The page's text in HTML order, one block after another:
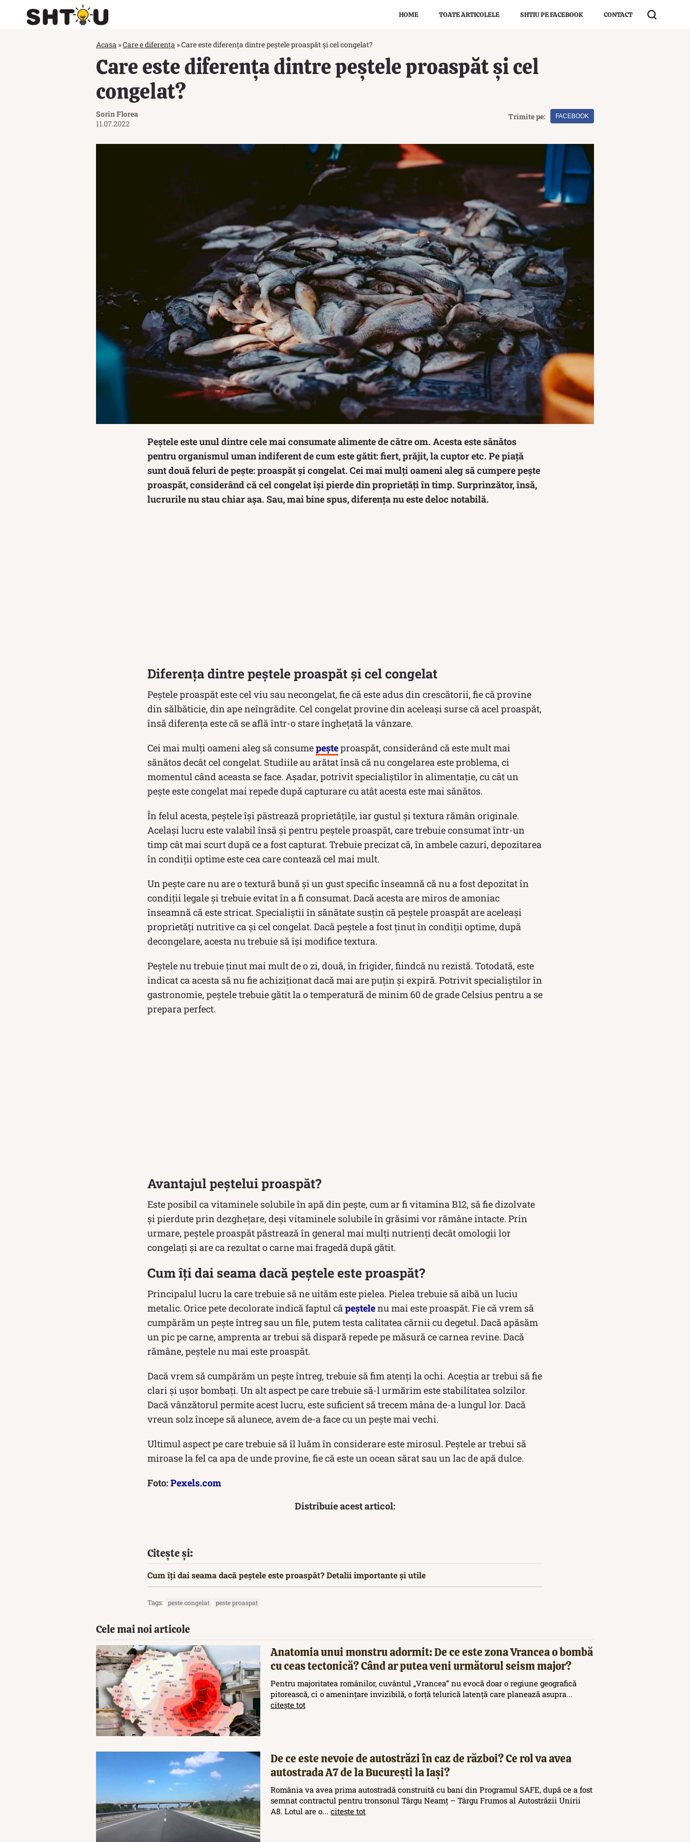
HOME TOATE ARTICOLELE SHTIU PE FACEBOOK CONTACT
Acasa »Care e diferența »Care este diferența dintre peștele proaspăt și cel congelat?
Care este diferența dintre peștele proaspăt și cel
congelat?
Sorin Florea
11.07.2022
Trimite pe: FACEBOOK
Peștele este unul dintre cele mai consumate alimente de către om. Acesta este sănătos
pentru organismul uman indiferent de cum este gătit: fiert, prăjit, la cuptor etc. Pe piață
sunt două feluri de pește: proaspăt și congelat. Cei mai mulți oameni aleg să cumpere pește
proaspăt, considerând că cel congelat își pierde din proprietăți în timp. Surprinzător, însă,
lucrurile nu stau chiar așa. Sau, mai bine spus, diferența nu este deloc notabilă.
Diferența dintre peștele proaspăt și cel congelat
Peștele proaspăt este cel viu sau necongelat, fie că este adus din crescătorii, fie că provine
din sălbăticie, din ape neîngrădite. Cel congelat provine din aceleași surse că acel proaspăt,
însă diferența este că se află într-o stare înghețată la vânzare.
Cei mai mulți oameni aleg să consumepeșteproaspăt, considerând că este mult mai
sănătos decât cel congelat. Studiile au arătat însă că nu congelarea este problema, ci
momentul când aceasta se face. Așadar, potrivit specialiștilor în alimentație, cu cât un
pește este congelat mai repede după capturare cu atât acesta este mai sănătos.
În felul acesta, peștele își păstrează proprietățile, iar gustul și textura rămân originale.
Același lucru este valabil însă și pentru peștele proaspăt, care trebuie consumat într-un
timp cât mai scurt după ce a fost capturat. Trebuie precizat că, în ambele cazuri, depozitarea
în condiții optime este cea care contează cel mai mult.
Un pește care nu are o textură bună și un gust specific înseamnă că nu a fost depozitat în
condiții legale și trebuie evitat în a fi consumat. Dacă acesta are miros de amoniac
înseamnă că este stricat. Specialiștii în sănătate susțin că peștele proaspăt are aceleași
proprietăți nutritive ca și cel congelat. Dacă peștele a fost ținut în condiții optime, după
decongelare, acesta nu trebuie să își modifice textura.
Peștele nu trebuie ținut mai mult de o zi, două, în frigider, fiindcă nu rezistă. Totodată, este
indicat ca acesta să nu fie achiziționat dacă mai are puțin și expiră. Potrivit specialiștilor în
gastronomie, peștele trebuie gătit la o temperatură de minim 60 de grade Celsius pentru a se
prepara perfect.
Avantajul peștelui proaspăt?
Este posibil ca vitaminele solubile în apă din pește, cum ar fi vitamina B12, să fie dizolvate
și pierdute prin dezghețare, deși vitaminele solubile în grăsimi vor rămâne intacte. Prin
urmare, peștele proaspăt păstrează în general mai mulți nutrienți decât omologii lor
congelați și are ca rezultat o carne mai fragedă după gătit.
Cum îți dai seama dacă peștele este proaspăt?
Principalul lucru la care trebuie să ne uităm este pielea. Pielea trebuie să aibă un luciu
metalic. Orice pete decolorate indică faptul căpeștelenu mai este proaspăt. Fie că vrem să
cumpărăm un pește întreg sau un file, putem testa calitatea cărnii cu degetul. Dacă apăsăm
un pic pe carne, amprenta ar trebui să dispară repede pe măsură ce carnea revine. Dacă
rămâne, peștele nu mai este proaspăt.
Dacă vrem să cumpărăm un pește întreg, trebuie să fim atenți la ochi. Aceștia ar trebui să fie
clari și ușor bombați. Un alt aspect pe care trebuie să-l urmărim este stabilitatea solzilor.
Dacă vânzătorul permite acest lucru, este suficient să trecem mâna de-a lungul lor. Dacă
vreun solz începe să alunece, avem de-a face cu un pește mai vechi.
Ultimul aspect pe care trebuie să îl luăm în considerare este mirosul. Peștele ar trebui să
miroase la fel ca apa de unde provine, fie că este un ocean sărat sau un lac de apă dulce.
Foto:Pexels.com
Distribuie acest articol:
Citește și:
Cum îți dai seama dacă peștele este proaspăt? Detalii importante și utile
Tags: peste congelat peste proaspat
Cele mai noi articole
Anatomia unui monstru adormit: De ce este zona Vrancea o bombă
cu ceas tectonică? Când ar putea veni următorul seism major?
Pentru majoritatea românilor, cuvântul „Vrancea” nu evocă doar o regiune geografică
pitorească, ci o amenințare invizibilă, o forță telurică latență care planează asupra...
citește tot
De ce este nevoie de autostrăzi în caz de război? Ce rol va avea
autostrada A7 de la București la Iași?
România va avea prima autostradă construită cu bani din Programul SAFE, după ce a fost
semnat contractul pentru tronsonul Târgu Neamț – Târgu Frumos al Autostrăzii Unirii
A8. Lotul are o... citește tot